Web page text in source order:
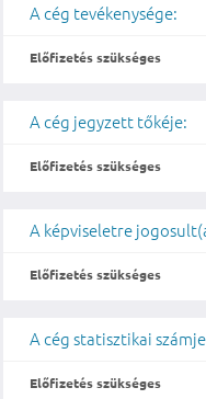
A cég tevékenysége:
Előfizetés szükséges
A cég jegyzett tőkéje:
Előfizetés szükséges
A képviseletre
Előfizetés szükséges
A cég statisztikai
Előfizetés szükséges